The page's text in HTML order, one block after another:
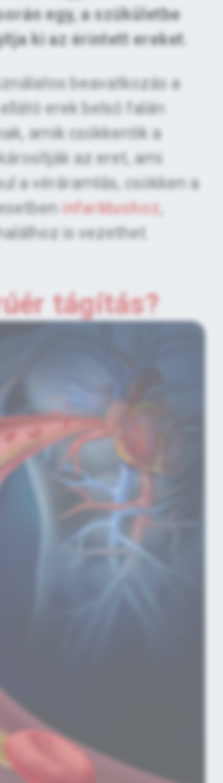
egy, a szűkületbe
ki az érintett ereket.
beavatkozás a
ellátó erek belső falán
amik csökkentik a
az eret, ami
a véráramlás, csökken a
infarktushoz
is vezethet.
tágítás?